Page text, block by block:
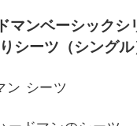
マンベーシックシ
シーツ（シングル